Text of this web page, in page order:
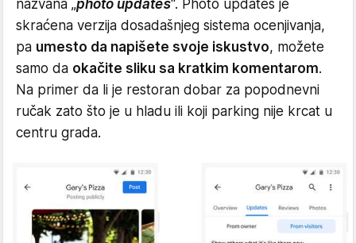
nazvana „photo updates“. Photo updates je
skraćena verzija dosadašnjeg sistema ocenjivanja,
pa umesto da napišete svoje iskustvo, možete
samo da okačite sliku sa kratkim komentarom.
Na primer da li je restoran dobar za popodnevni
ručak zato što je u hladu ili koji parking nije krcat u
centru grada.